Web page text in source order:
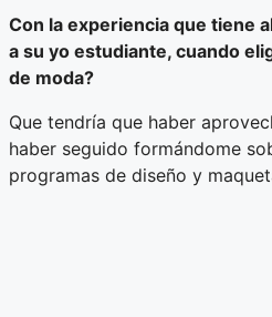
Con la experiencia que tiene
a su yo estudiante, cuando
de moda?
Que tendría que haber
haber seguido formándome
programas de diseño y